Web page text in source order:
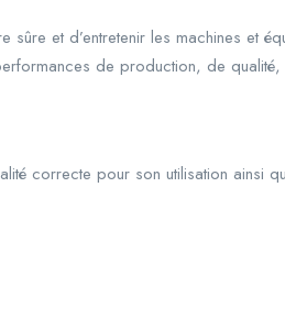
sûre et d’entretenir les machines et
de production, de qualité,
correcte pour son utilisation ainsi